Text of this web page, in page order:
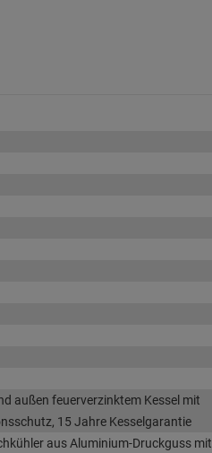
außen feuerverzinktem Kessel mit
15 Jahre Kesselgarantie
aus Aluminium-Druckguss mit